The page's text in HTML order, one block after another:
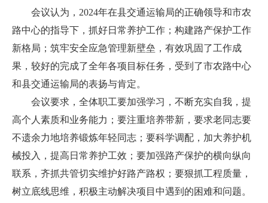
会议认为，2024年在县交通运输局的正确领导和市农
路中心的指导下，抓好日常养护工作；构建路产保护工作
新格局；筑牢安全应急管理新壁垒，有效巩固了工作成
果，较好的完成了全年各项目标任务，受到了市农路中心
和县交通运输局的表扬与肯定。
会议要求，全体职工要加强学习，不断充实自我，提
高个人素质和业务能力；要注重培养带新，要求老同志要
不遗余力地培养锻炼年轻同志；要科学调配，加大养护机
械投入，提高日常养护工效；要加强路产保护的横向纵向
联系，齐抓共管切实维护好路产路权；要狠抓工程质量，
树立底线思维，积极主动解决项目中遇到的困难和问题。